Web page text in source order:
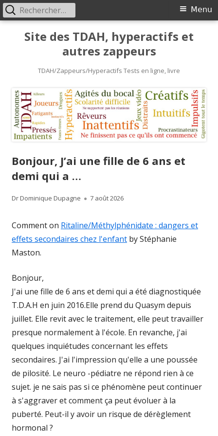
Site des TDAH, hyperactifs et
autres zappeurs
TDAH/Zappeurs/Hyperactifs Tests en ligne, livre
Primary
Menu
Menu
Rechercher :
Bonjour, J’ai une fille de 6 ans et
demi qui a …
Author
Dr Dominique Dupagne
Published
7 août 2026
Comment on Ritaline/Méthylphénidate : dangers et
effets secondaires chez l'enfant by Stéphanie
Maston.
Bonjour,
J'ai une fille de 6 ans et demi qui a été diagnostiquée
T.D.A.H en juin 2016.Elle prend du Quasym depuis
juillet. Elle revit avec le traitement, elle peut travailler
presque normalement à l'école. En revanche, j'ai
quelques inquiétudes concernant les effets
secondaires. J'ai l'impression qu'elle a une poussée
de pilosité. Le neuro -pédiatre ne répond rien à ce
sujet. je ne sais pas si ce phénomène peut continuer
à s'aggraver et comment ça peut évoluer à la
puberté. Peut-il y avoir un risque de dérèglement
hormonal ?